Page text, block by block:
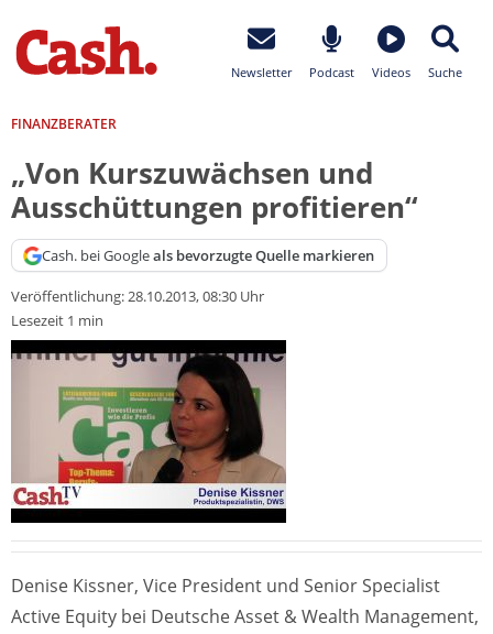
Newsletter Podcast Videos Suche
FINANZBERATER
„Von Kurszuwächsen und
Ausschüttungen profitieren“
Cash. bei Googleals bevorzugte Quelle markieren
Veröffentlichung:28.10.2013, 08:30 Uhr
Lesezeit 1 min
Denise Kissner, Vice President und Senior Specialist
Active Equity bei Deutsche Asset & Wealth Management,